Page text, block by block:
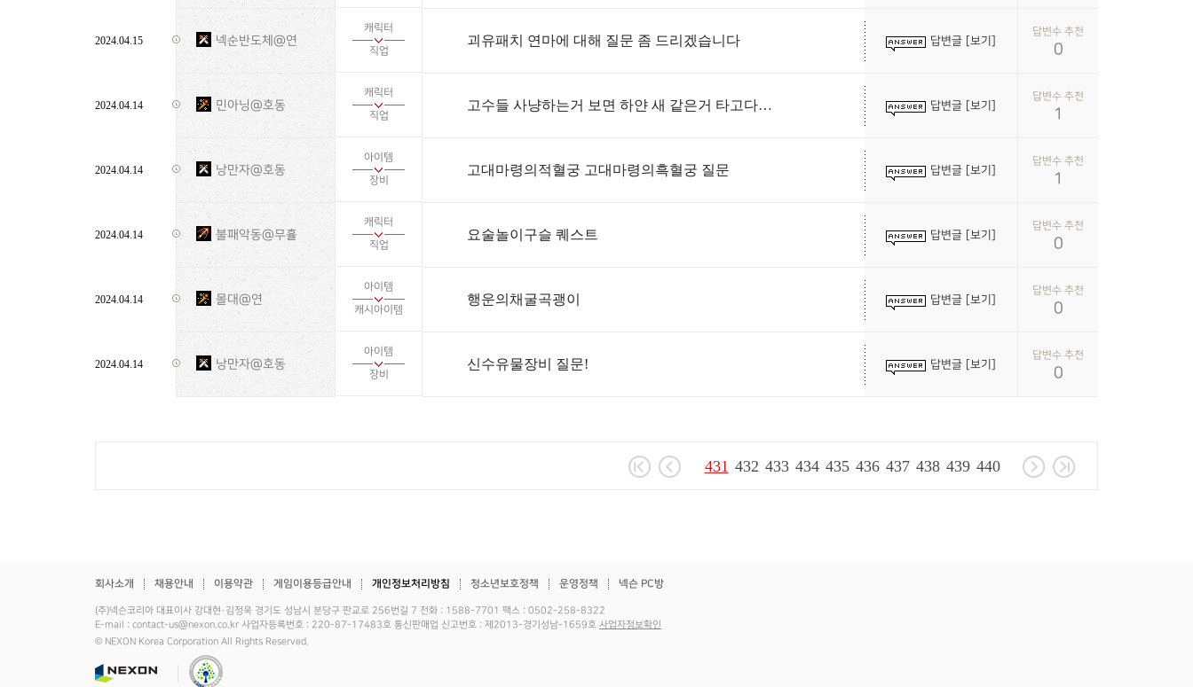
2024.04.15 넥순반도체@연
캐릭터
직업
괴유패치 연마에 대해 질문 좀 드리겠습니다 답변글 [보기]
답변수 추천
0
2024.04.14 민아닝@호동
캐릭터
직업
고수들 사냥하는거 보면 하얀 새 같은거 타고다니던데 답변글 [보기]
답변수 추천
1
2024.04.14 낭만자@호동
아이템
장비
고대마령의적혈궁 고대마령의흑혈궁 질문 답변글 [보기]
답변수 추천
1
2024.04.14 불패악동@무휼
캐릭터
직업
요술놀이구슬 퀘스트 답변글 [보기]
답변수 추천
0
2024.04.14 몰대@연
아이템
캐시아이템
행운의채굴곡괭이 답변글 [보기]
답변수 추천
0
2024.04.14 낭만자@호동
아이템
장비
신수유물장비 질문! 답변글 [보기]
답변수 추천
0
431 432 433 434 435 436 437 438 439 440
회사소개 채용안내 이용약관 게임이용등급안내 개인정보처리방침 청소년보호정책 운영정책 넥슨 PC방
(주)넥슨코리아 대표이사 강대현·김정욱 경기도 성남시 분당구 판교로 256번길 7 전화 : 1588-7701 팩스 : 0502-258-8322
E-mail : contact-us@nexon.co.kr 사업자등록번호 : 220-87-17483호 통신판매업 신고번호 : 제2013-경기성남-1659호 사업자정보확인
© NEXON Korea Corporation All Rights Reserved.